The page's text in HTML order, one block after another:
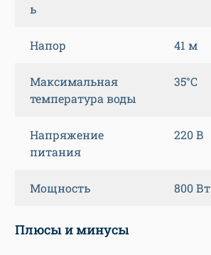
ь
Напор 41 м
Максимальная
температура воды
35°C
Напряжение
питания
220 В
Мощность 800 Вт
Плюсы и минусы